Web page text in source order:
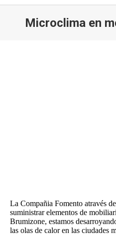
Microclima en
La Compañia Fomento através
suministrar elementos de
Brumizone, estamos
las olas de calor en las ciudades